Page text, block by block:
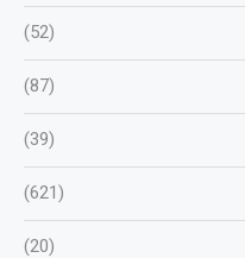
(52)
(87)
(39)
(621)
(20)